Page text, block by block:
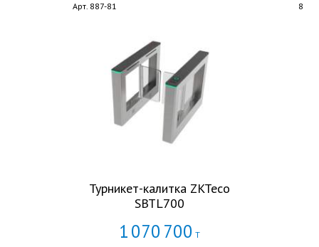
Арт. 887-81 8
Турникет-калитка ZKTeco
SBTL700
1070 700 Т